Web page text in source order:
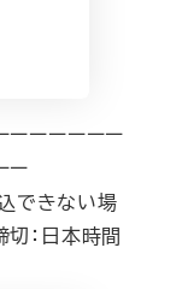
ーーーーーー
ー
できない場
：日本時間